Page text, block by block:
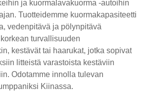
ja kuormalavakuorma -autoihin
Tuotteidemme kuormakapasiteetti
vedenpitävä ja pölynpitävä
turvallisuuden
kestävät tai haarukat, jotka sopivat
litteistä varastoista kestäviin
Odotamme innolla tulevan
Kiinassa.